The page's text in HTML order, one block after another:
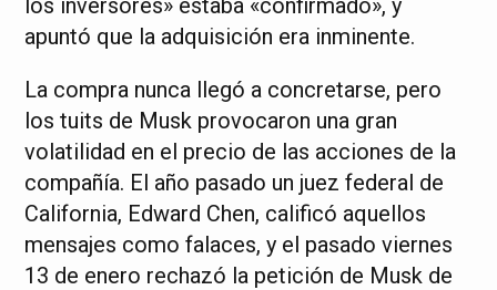
los inversores» estaba «confirmado», y
apuntó que la adquisición era inminente.
La compra nunca llegó a concretarse, pero
los tuits de Musk provocaron una gran
volatilidad en el precio de las acciones de la
compañía. El año pasado un juez federal de
California, Edward Chen, calificó aquellos
mensajes como falaces, y el pasado viernes
13 de enero rechazó la petición de Musk de